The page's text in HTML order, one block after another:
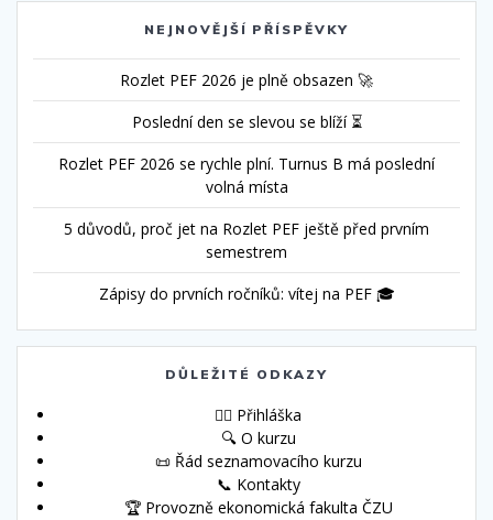
NEJNOVĚJŠÍ PŘÍSPĚVKY
Rozlet PEF 2026 je plně obsazen 🚀
Poslední den se slevou se blíží ⏳
Rozlet PEF 2026 se rychle plní. Turnus B má poslední
volná místa
5 důvodů, proč jet na Rozlet PEF ještě před prvním
semestrem
Zápisy do prvních ročníků: vítej na PEF 🎓
DŮLEŽITÉ ODKAZY
🙋‍♀️ Přihláška
🔍 O kurzu
📜 Řád seznamovacího kurzu
📞 Kontakty
🏆 Provozně ekonomická fakulta ČZU